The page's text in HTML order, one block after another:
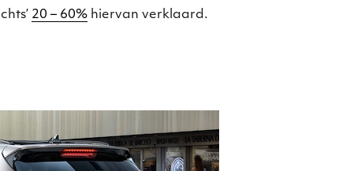
20 – 60%hiervan verklaard.